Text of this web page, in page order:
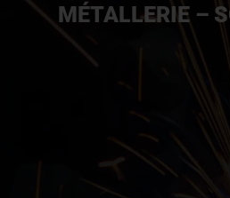
MÉTALLERIE –